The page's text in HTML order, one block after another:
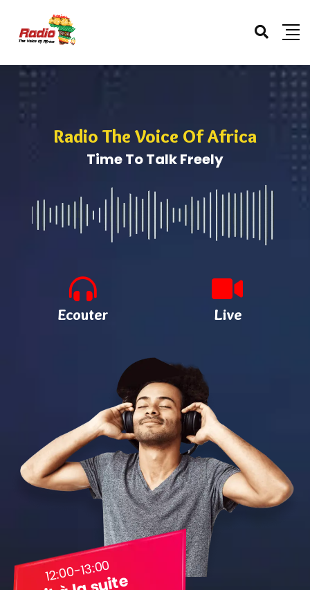
Radio The Voice Of Africa
Time To Talk Freely
Ecouter Live
12:00-13:00